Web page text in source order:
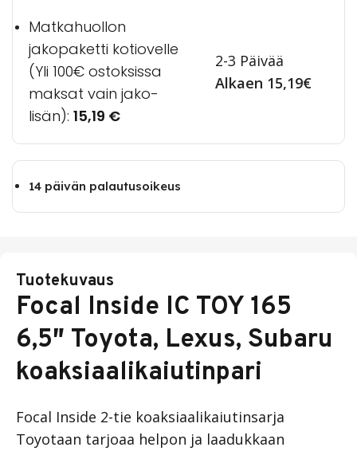
Matkahuollon
jakopaketti kotiovelle
(Yli 100€ ostoksissa
maksat vain jako-
lisän): 15,19 €
2-3 Päivää
Alkaen 15,19€
14 päivän palautusoikeus
Tuotekuvaus
Focal Inside IC TOY 165
6,5″ Toyota, Lexus, Subaru
koaksiaalikaiutinpari
Focal Inside 2-tie koaksiaalikaiutinsarja
Toyotaan tarjoaa helpon ja laadukkaan